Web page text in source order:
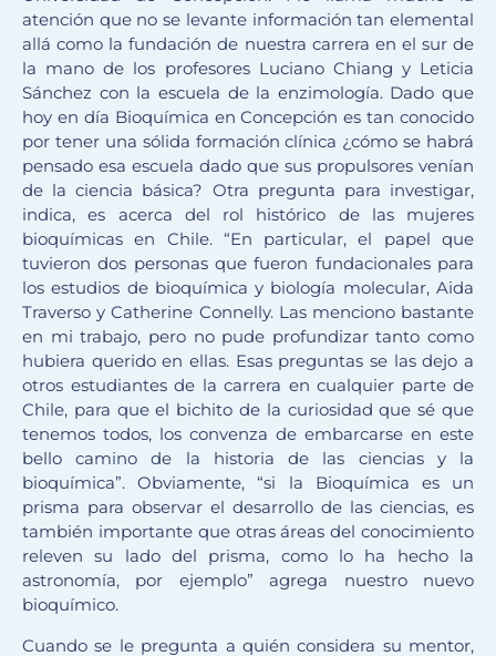
atención que no se levante información tan elemental
allá como la fundación de nuestra carrera en el sur de
la mano de los profesores Luciano Chiang y Leticia
Sánchez con la escuela de la enzimología. Dado que
hoy en día Bioquímica en Concepción es tan conocido
por tener una sólida formación clínica ¿cómo se habrá
pensado esa escuela dado que sus propulsores venían
de la ciencia básica? Otra pregunta para investigar,
indica, es acerca del rol histórico de las mujeres
bioquímicas en Chile. “En particular, el papel que
tuvieron dos personas que fueron fundacionales para
los estudios de bioquímica y biología molecular, Aida
Traverso y Catherine Connelly. Las menciono bastante
en mi trabajo, pero no pude profundizar tanto como
hubiera querido en ellas. Esas preguntas se las dejo a
otros estudiantes de la carrera en cualquier parte de
Chile, para que el bichito de la curiosidad que sé que
tenemos todos, los convenza de embarcarse en este
bello camino de la historia de las ciencias y la
bioquímica”. Obviamente, “si la Bioquímica es un
prisma para observar el desarrollo de las ciencias, es
también importante que otras áreas del conocimiento
releven su lado del prisma, como lo ha hecho la
astronomía, por ejemplo” agrega nuestro nuevo
bioquímico.
Cuando se le pregunta a quién considera su mentor,